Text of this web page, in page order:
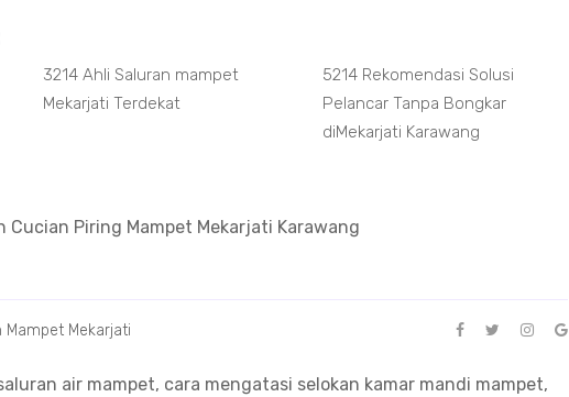
3214 Ahli Saluran mampet
Mekarjati Terdekat
5214 Rekomendasi Solusi
Pelancar Tanpa Bongkar
diMekarjati Karawang
Cucian Piring Mampet Mekarjati Karawang
Mekarjati
air mampet, cara mengatasi selokan kamar mandi mampet,